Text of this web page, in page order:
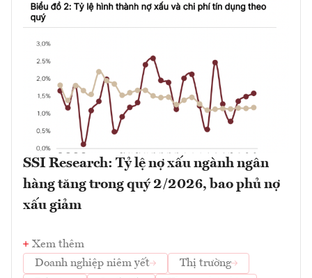
SSI Research: Tỷ lệ nợ xấu ngành ngân
hàng tăng trong quý 2/2026, bao phủ nợ
xấu giảm
Xem thêm
Doanh nghiệp niêm yết
Thị trường